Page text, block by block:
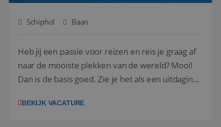
Schiphol Baan
Heb jij een passie voor reizen en reis je graag af
naar de mooiste plekken van de wereld? Mooi!
Dan is de basis goed. Zie je het als een uitdaging
het samenstellen en boeken van de perfecte
BEKIJK VACATURE